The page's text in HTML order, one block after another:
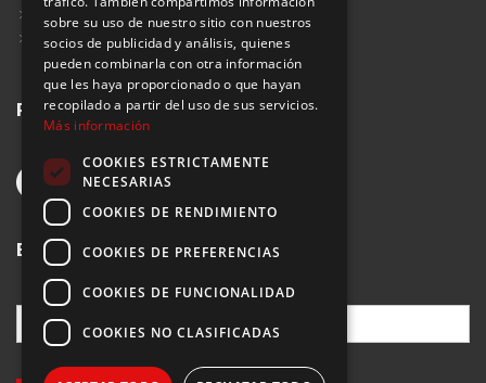
Política de Privacidad Redes Sociales
Suscribirse al Newsletter
Redes sociales
Buscar
sobre su uso de nuestro sitio con nuestros
socios de publicidad y análisis, quienes
pueden combinarla con otra información
que les haya proporcionado o que hayan
recopilado a partir del uso de sus servicios.
Más información
COOKIES ESTRICTAMENTE
NECESARIAS
COOKIES DE RENDIMIENTO
COOKIES DE PREFERENCIAS
COOKIES DE FUNCIONALIDAD
COOKIES NO CLASIFICADAS